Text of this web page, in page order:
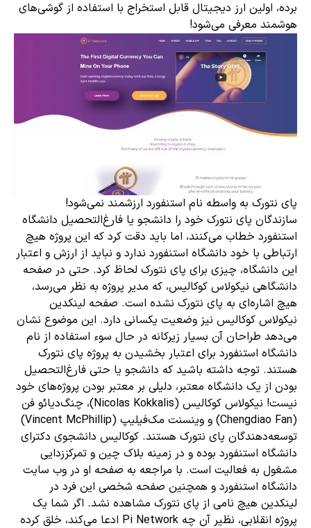
برده، اولین ارز دیجیتال قابل استخراج با استفاده از گوشی‌های
هوشمند معرفی می‌شود!
پای نتورک به واسطه نام استنفورد ارزشمند نمی‌شود!
سازندگان پای نتورک خود را دانشجو یا فارغ‌التحصیل دانشگاه
استنفورد خطاب می‌کنند، اما باید دقت کرد که این پروژه هیچ
ارتباطی با خود دانشگاه استنفورد ندارد و نباید از ارزش و اعتبار
این دانشگاه، چیزی برای پای نتورک لحاظ کرد. حتی در صفحه
دانشگاهی نیکولاس کوکالیس، که مدیر پروژه به نظر می‌رسد،
هیچ اشاره‌ای به پای نتورک نشده است. صفحه لینکدین
نیکولاس کوکالیس نیز وضعیت یکسانی دارد. این موضوع نشان
می‌دهد طراحان آن بسیار زیرکانه در حال سوء استفاده از نام
دانشگاه استنفورد برای اعتبار بخشیدن به پروژه پای نتورک
هستند. توجه داشته باشید که دانشجو یا حتی فارغ‌التحصیل
بودن از یک دانشگاه معتبر، دلیلی بر معتبر بودن پروژه‌های خود
نیست! نیکولاس کوکالیس (Nicolas Kokkalis)، چنگ‌دیائو فن
(Chengdiao Fan) و وینسنت مک‌فیلیپ (Vincent McPhillip)
توسعه‌دهندگان پای نتورک هستند. کوکالیس دانشجوی دکترای
دانشگاه استنفورد بوده و در زمینه بلاک چین و تمرکززدایی
مشغول به فعالیت است. با مراجعه به صفحه او در وب‌ سایت
دانشگاه استنفورد و همچنین صفحه شخصی این فرد در
لینکدین هیچ نامی از پای نتورک مشاهده نشد. اگر شما یک
پروژه انقلابی، نظیر آن چه Pi Network ادعا می‌کند، خلق کرده